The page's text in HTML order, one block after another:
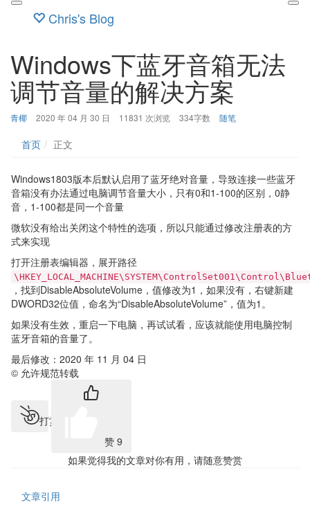
Chris's Blog
Windows下蓝牙音箱无法
调节音量的解决方案
博
青椰
发
时
间：
2020 年 04 月 30 日 11831 次浏览 334字数
分
随笔
首页 正文
Windows1803版本后默认启用了蓝牙绝对音量，导致连接一些蓝牙
音箱没有办法通过电脑调节音量大小，只有0和1-100的区别，0静
音，1-100都是同一个音量
微软没有给出关闭这个特性的选项，所以只能通过修改注册表的方
式来实现
打开注册表编辑器，展开路径
，找到DisableAbsoluteVolume，值修改为1，如果没有，右键新建
DWORD32位值，命名为“DisableAbsoluteVolume”，值为1。
如果没有生效，重启一下电脑，再试试看，应该就能使用电脑控制
蓝牙音箱的音量了。
最后修改：2020 年 11 月 04 日
© 允许规范转载
打赏
赞 9
如果觉得我的文章对你有用，请随意赞赏
文章引用